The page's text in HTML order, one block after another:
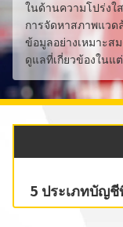
ในด้านความโปร่งใ
การจัดหาสภาพแวด
ข้อมูลอย่างเหมาะส
ดูแลที่เกี่ยวข้องในแ
5 ประเภทบัญ